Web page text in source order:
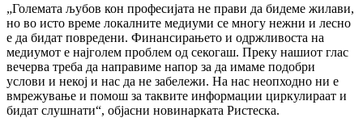
„Големата љубов кон професијата не прави да бидеме жилави,
но во исто време локалните медиуми се многу нежни и лесно
е да бидат повредени. Финансирањето и одржливоста на
медиумот е најголем проблем од секогаш. Преку нашиот глас
вечерва треба да направиме напор за да имаме подобри
услови и некој и нас да не забележи. На нас неопходно ни е
вмрежување и помош за таквите информации циркулираат и
бидат слушнати“, објасни новинарката Ристеска.